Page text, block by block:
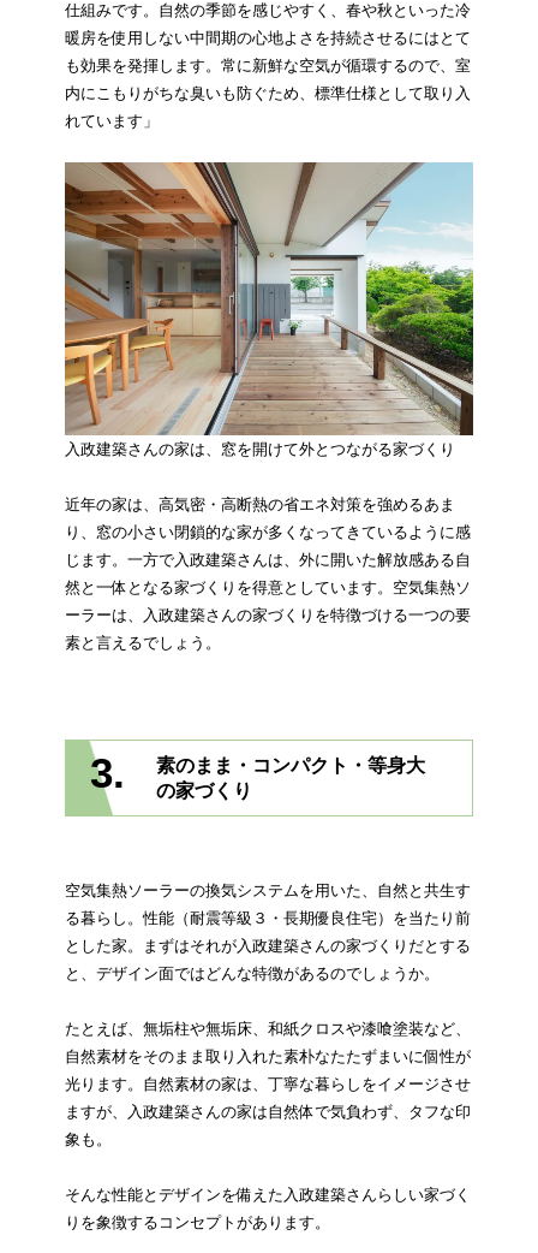
仕組みです。自然の季節を感じやすく、春や秋といった冷
暖房を使用しない中間期の心地よさを持続させるにはとて
も効果を発揮します。常に新鮮な空気が循環するので、室
内にこもりがちな臭いも防ぐため、標準仕様として取り入
れています」
入政建築さんの家は、窓を開けて外とつながる家づくり
近年の家は、高気密・高断熱の省エネ対策を強めるあま
り、窓の小さい閉鎖的な家が多くなってきているように感
じます。一方で入政建築さんは、外に開いた解放感ある自
然と一体となる家づくりを得意としています。空気集熱ソ
ーラーは、入政建築さんの家づくりを特徴づける一つの要
素と言えるでしょう。
3.
素のまま・コンパクト・等身大
の家づくり
空気集熱ソーラーの換気システムを用いた、自然と共生す
る暮らし。性能（耐震等級３・長期優良住宅）を当たり前
とした家。まずはそれが入政建築さんの家づくりだとする
と、デザイン面ではどんな特徴があるのでしょうか。
たとえば、無垢柱や無垢床、和紙クロスや漆喰塗装など、
自然素材をそのまま取り入れた素朴なたたずまいに個性が
光ります。自然素材の家は、丁寧な暮らしをイメージさせ
ますが、入政建築さんの家は自然体で気負わず、タフな印
象も。
そんな性能とデザインを備えた入政建築さんらしい家づく
りを象徴するコンセプトがあります。